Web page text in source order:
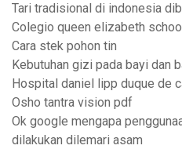
Tari tradisional di indonesia
Colegio queen elizabeth
Cara stek pohon tin
Kebutuhan gizi pada bayi dan
Hospital daniel lipp duque de
Osho tantra vision pdf
Ok google mengapa
dilakukan dilemari asam